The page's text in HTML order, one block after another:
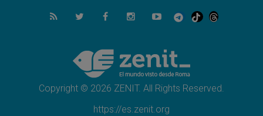
Honduras: Los desplazados invisibles de una
crisis olvidada
Bokalic: "En Argentina el Papa León señalará
el compromiso del cristiano"
Copyright © 2026 ZENIT. All Rights Reserved.
https://es.zenit.org